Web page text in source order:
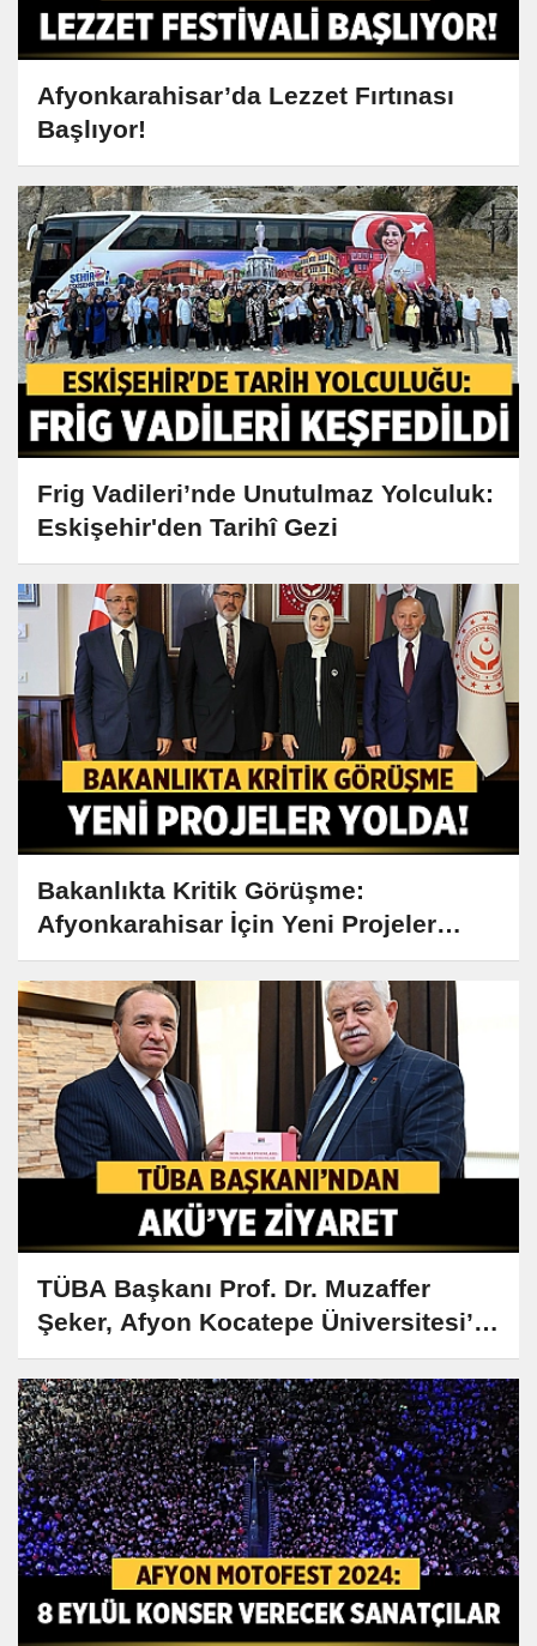
Afyonkarahisar’da Lezzet Fırtınası
Başlıyor!
Frig Vadileri’nde Unutulmaz Yolculuk:
Eskişehir'den Tarihî Gezi
Bakanlıkta Kritik Görüşme:
Afyonkarahisar İçin Yeni Projeler
Yolda!
TÜBA Başkanı Prof. Dr. Muzaffer
Şeker, Afyon Kocatepe Üniversitesi’ni
Ziyaret Etti